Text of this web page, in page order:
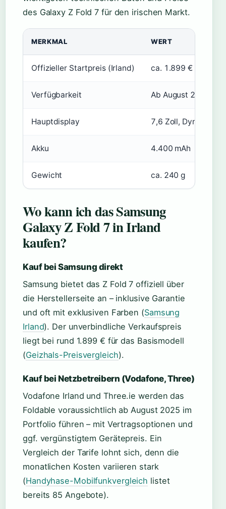
des Galaxy Z Fold 7 für den irischen Markt.
MERKMAL WERT
Offizieller Startpreis (Irland) ca. 1.899 €
Verfügbarkeit Ab August 2025
Hauptdisplay 7,6 Zoll, Dynamic
Akku 4.400 mAh
Gewicht ca. 240 g
Wo kann ich das Samsung
Galaxy Z Fold 7 in Irland
kaufen?
Kauf bei Samsung direkt
Samsung bietet das Z Fold 7 offiziell über
die Herstellerseite an – inklusive Garantie
und oft mit exklusiven Farben (Samsung
Irland). Der unverbindliche Verkaufspreis
liegt bei rund 1.899 € für das Basismodell
(Geizhals-Preisvergleich).
Kauf bei Netzbetreibern (Vodafone, Three)
Vodafone Irland und Three.ie werden das
Foldable voraussichtlich ab August 2025 im
Portfolio führen – mit Vertragsoptionen und
ggf. vergünstigtem Gerätepreis. Ein
Vergleich der Tarife lohnt sich, denn die
monatlichen Kosten variieren stark
(Handyhase-Mobilfunkvergleich listet
bereits 85 Angebote).